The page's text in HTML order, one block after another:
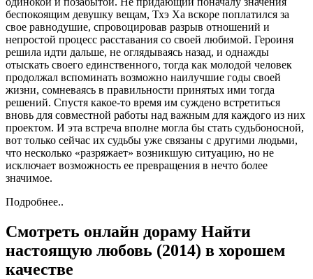
беспокоящим девушку вещам, Тхэ Ха вскоре поплатился за
свое равнодушие, спровоцировав разрыв отношений и
непростой процесс расставания со своей любимой. Героиня
решила идти дальше, не оглядываясь назад, и однажды
отыскать своего единственного, тогда как молодой человек
продолжал вспоминать возможно наилучшие годы своей
жизни, сомневаясь в правильности принятых ими тогда
решений. Спустя какое-то время им суждено встретиться
вновь для совместной работы над важным для каждого из них
проектом. И эта встреча вполне могла бы стать судьбоносной,
вот только сейчас их судьбы уже связаны с другими людьми,
что несколько «разряжает» возникшую ситуацию, но не
исключает возможность ее превращения в нечто более
значимое.
Подробнее..
Смотреть онлайн дораму Найти
настоящую любовь (2014) в хорошем
качестве